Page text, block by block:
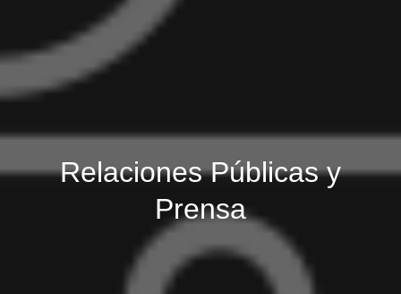
Relaciones Públicas y
Prensa